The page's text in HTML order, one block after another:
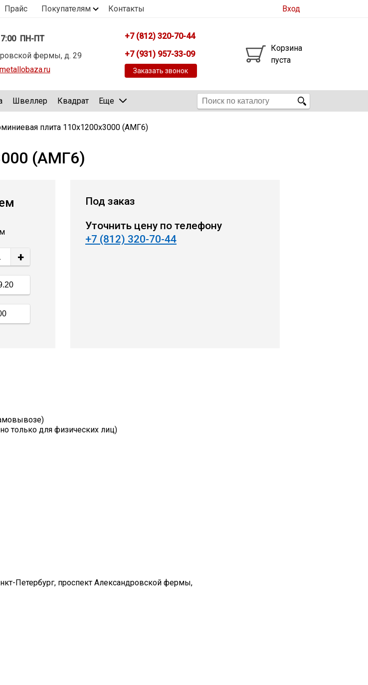
Прайс Покупателям Контакты Вход
ПН-ПТ
фермы, д. 29
+7 (812) 320-70-44
+7 (931) 957-33-09
Заказать звонок
Корзина
пуста
Швеллер Квадрат Еще
плита 110х1200х3000 (АМГ6)
(АМГ6)
+
Под заказ
Уточнить цену по телефону
+7 (812) 320-70-44
только для физических лиц)
Петербург, проспект Александровской фермы,